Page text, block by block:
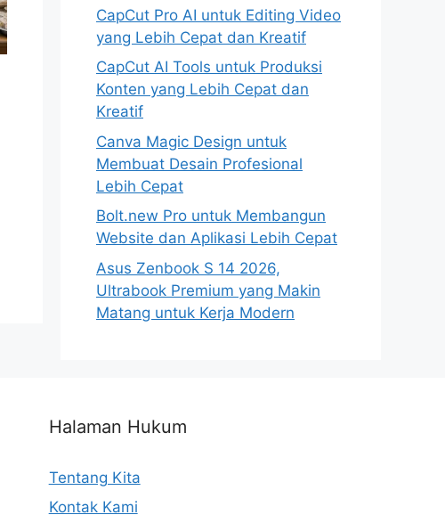
CapCut Pro AI untuk Editing Video
yang Lebih Cepat dan Kreatif
CapCut AI Tools untuk Produksi
Konten yang Lebih Cepat dan
Kreatif
Canva Magic Design untuk
Membuat Desain Profesional
Lebih Cepat
Bolt.new Pro untuk Membangun
Website dan Aplikasi Lebih Cepat
Asus Zenbook S 14 2026,
Ultrabook Premium yang Makin
Matang untuk Kerja Modern
Halaman Hukum
Tentang Kita
Kontak Kami